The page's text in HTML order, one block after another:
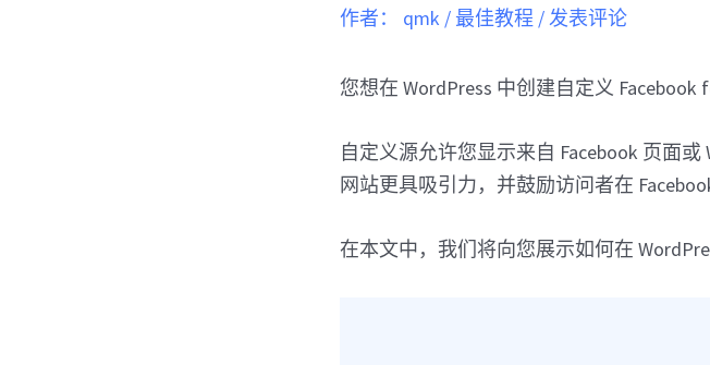
作者： qmk / 最佳教程 /发表评论
您想在 WordPress 中创建自定义 Facebook
自定义源允许您显示来自 Facebook 页面
网站更具吸引力，并鼓励访问者在
在本文中，我们将向您展示如何在